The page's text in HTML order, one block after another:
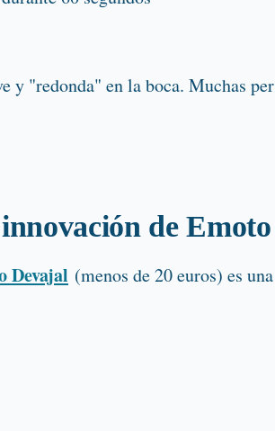
y "redonda" en la boca. Muchas
de Emoto
Devajal (menos de 20 euros) es